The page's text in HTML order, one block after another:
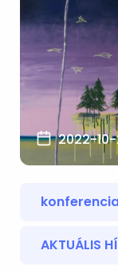
2022-
AKTUÁLIS